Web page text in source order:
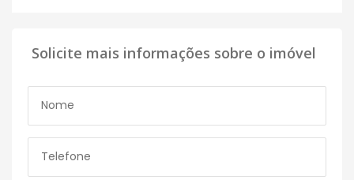
Solicite mais informações sobre o imóvel